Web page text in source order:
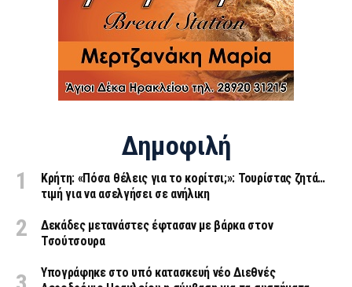
Δημοφιλή
Κρήτη: «Πόσα θέλεις για το κορίτσι;»: Τουρίστας ζητά…
τιμή για να ασελγήσει σε ανήλικη
Δεκάδες μετανάστες έφτασαν με βάρκα στον
Τσούτσουρα
Υπογράφηκε στο υπό κατασκευή νέο Διεθνές